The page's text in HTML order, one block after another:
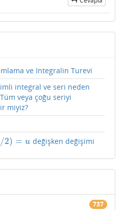
ve Integralin Turevi
integral ve seri neden
veya çoğu seriyi
miyiz?
/2) = u
)=u değişken değişimi
737